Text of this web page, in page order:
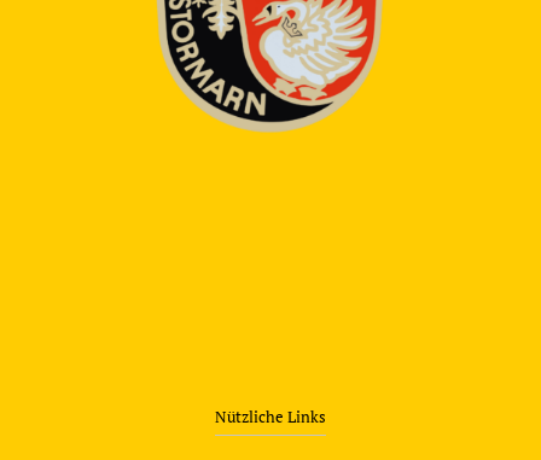
Nützliche Links